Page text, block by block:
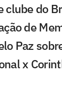
clube do
de
Paz
x